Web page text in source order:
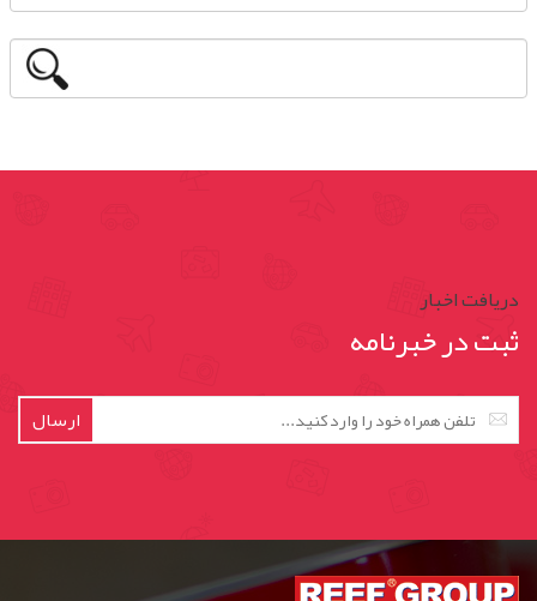
دریافت اخبار
ثبت در خبرنامه
ارسال